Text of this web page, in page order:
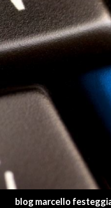
blog marcello